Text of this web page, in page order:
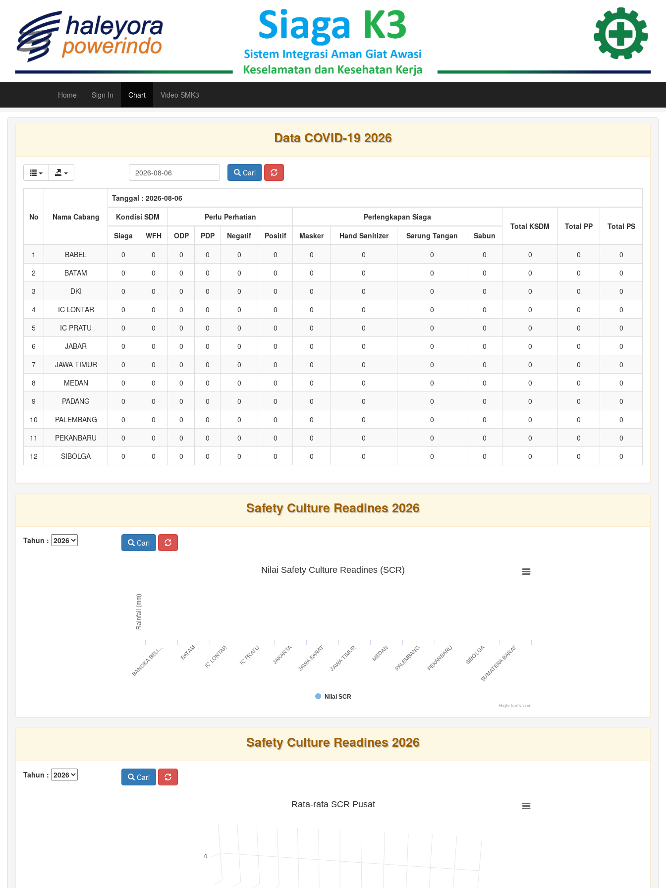
Home Sign In Chart Video SMK3
Data COVID-19 2026
Cari
No Nama Cabang
Tanggal : 2026-08-06
Kondisi SDM
Perlu Perhatian
Perlengkapan Siaga
Total KSDM
Total PP
Total PS
Siaga
WFH ODP PDP Negatif Positif Masker Hand Sanitizer Sarung Tangan
Sabun
1
BABEL 0 0 0 0 0 0 0 0 0 0 0 0
0
2
BATAM 0 0 0 0 0 0 0 0 0 0 0 0
0
3
DKI 0 0 0 0 0 0 0 0 0 0 0 0
0
4
IC LONTAR 0 0 0 0 0 0 0 0 0 0 0 0
0
5
IC PRATU 0 0 0 0 0 0 0 0 0 0 0 0
0
6
JABAR 0 0 0 0 0 0 0 0 0 0 0 0
0
7
JAWA TIMUR 0 0 0 0 0 0 0 0 0 0 0 0
0
8
MEDAN 0 0 0 0 0 0 0 0 0 0 0 0
0
9
PADANG 0 0 0 0 0 0 0 0 0 0 0 0
0
10
PALEMBANG 0 0 0 0 0 0 0 0 0 0 0 0
0
11
PEKANBARU 0 0 0 0 0 0 0 0 0 0 0 0
0
12
SIBOLGA 0 0 0 0 0 0 0 0 0 0 0 0 0
Safety Culture Readines 2026
Tahun : Cari
Rainfall (mm)
Nilai Safety Culture Readines (SCR)
Nilai SCR
BANGKA BELI… BATAM IC LONTAR IC PRATU JAKARTA JAWA BARAT JAWA TIMUR MEDAN PALEMBANG PEKANBARU SIBOLGASUMATERA BARAT
Highcharts.com
Safety Culture Readines 2026
Tahun : Cari
Rata-rata SCR Pusat
0